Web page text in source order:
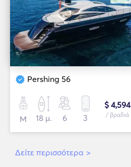
Pershing 56
Μ 18 μ. 6 3
$ 4,594
/ βραδιά
Δείτε περισσότερα >